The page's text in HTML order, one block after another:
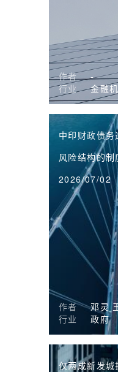
作者
-
行业
金融
中印财政债
风险结构的制
2026/07/02
作者 邓灵
行业
政府
仅两成新发